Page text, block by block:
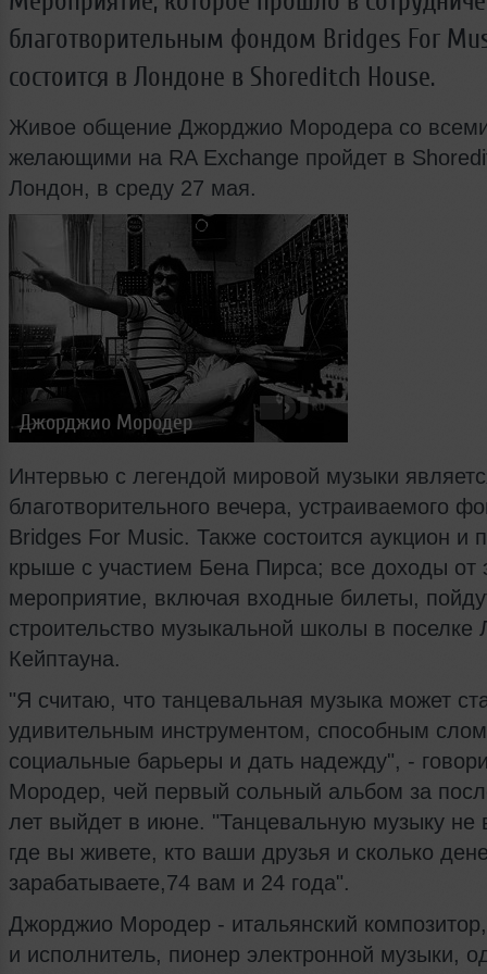
благотворительным фондом Bridges For
состоится в Лондоне в Shoreditch House.
Живое общение Джорджио Мородера со
желающими на RA Exchange пройдет в
Лондон, в среду 27 мая.
Джорджио Мородер
Интервью с легендой мировой музыки
благотворительного вечера, устраиваемого
Bridges For Music. Также состоится аукцион и
крыше с участием Бена Пирса; все доходы от
мероприятие, включая входные билеты,
строительство музыкальной школы в поселке
Кейптауна.
"Я считаю, что танцевальная музыка может
удивительным инструментом, способным
социальные барьеры и дать надежду", -
Мородер, чей первый сольный альбом за
лет выйдет в июне. "Танцевальную музыку не
где вы живете, кто ваши друзья и сколько
зарабатываете,74 вам и 24 года".
Джорджио Мородер - итальянский
и исполнитель, пионер электронной музыки,